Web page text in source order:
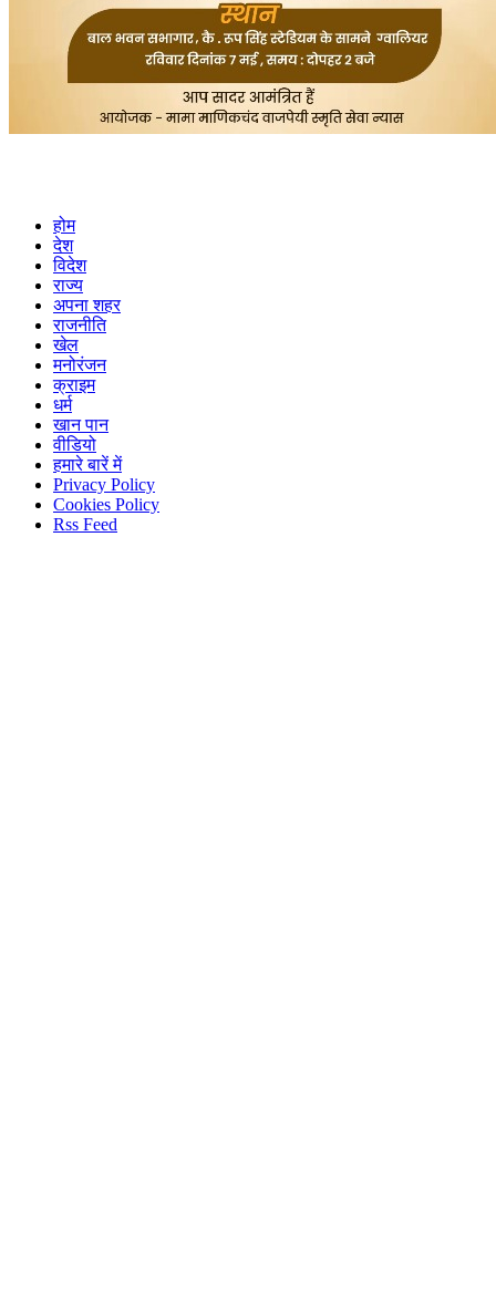
होम
देश
विदेश
राज्य
अपना शहर
राजनीति
खेल
मनोरंजन
क्राइम
धर्म
खान पान
वीडियो
हमारे बारें में
Privacy Policy
Cookies Policy
Rss Feed